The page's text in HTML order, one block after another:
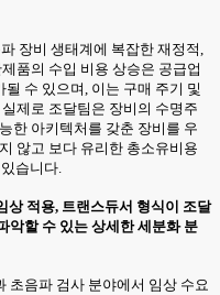
장비 생태계에 복잡한 재정적,
품의 수입 비용 상승은 공급업
수 있으며, 이는 구매 주기 및
제로 조달팀은 장비의 수명주
한 아키텍처를 갖춘 장비를 우
않고 보다 유리한 총소유비용
습니다.
상 적용, 트랜스듀서 형식이 조달
악할 수 있는 상세한 세분화 분
초음파 검사 분야에서 임상 수요